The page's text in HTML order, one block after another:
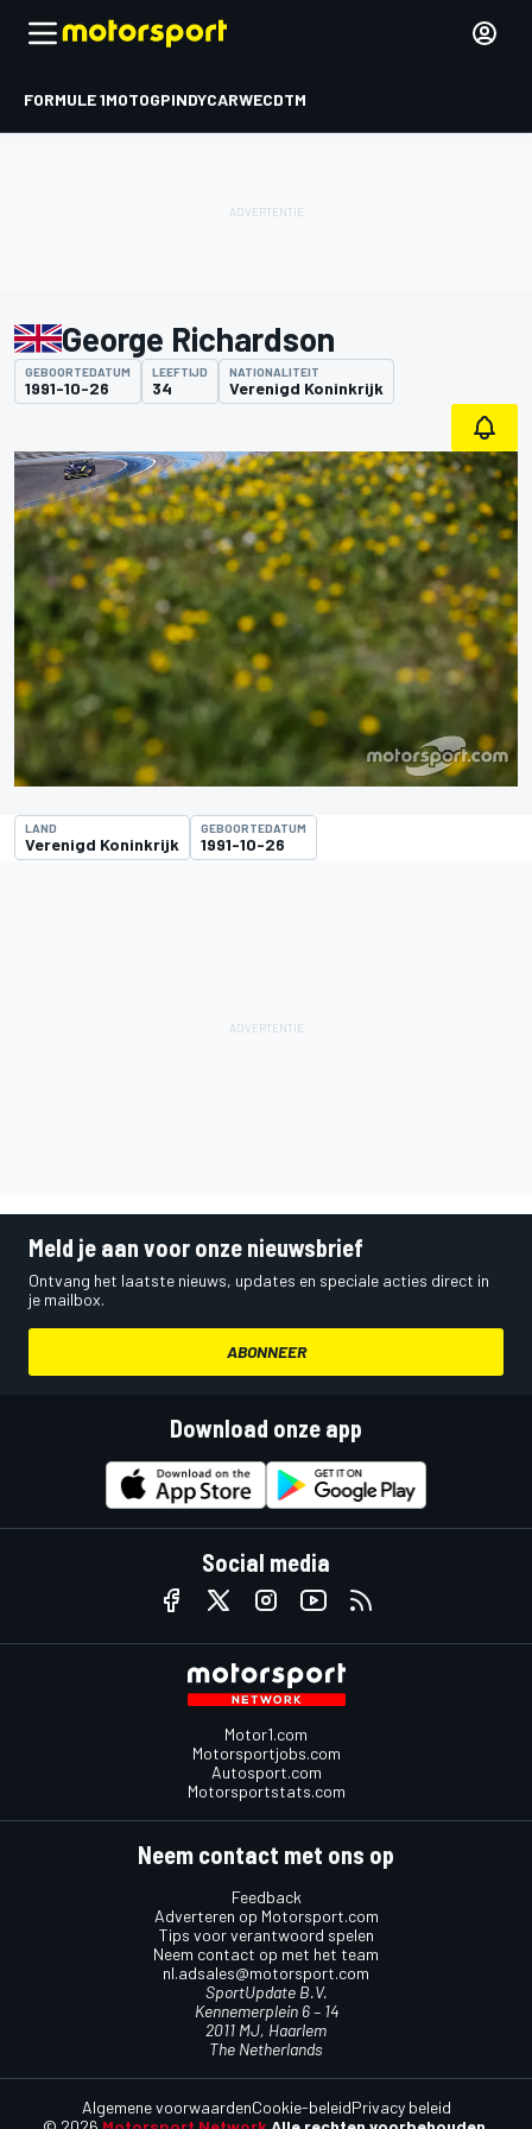
FORMULE 1MOTOGPINDYCARWECDTM
George Richardson
GEBOORTEDATUM
1991-10-26
LEEFTIJD
34
NATIONALITEIT
Verenigd Koninkrijk
LAND
Verenigd Koninkrijk
GEBOORTEDATUM
1991-10-26
Meld je aan voor onze nieuwsbrief
Ontvang het laatste nieuws, updates en speciale acties direct in
je mailbox.
ABONNEER
Download onze app
Social media
Motor1.com
Motorsportjobs.com
Autosport.com
Motorsportstats.com
Neem contact met ons op
Feedback
Adverteren op Motorsport.com
Tips voor verantwoord spelen
Neem contact op met het team
nl.adsales@motorsport.com
SportUpdate B.V.
Kennemerplein 6 – 14
2011 MJ, Haarlem
The Netherlands
Algemene voorwaardenCookie-beleidPrivacy beleid